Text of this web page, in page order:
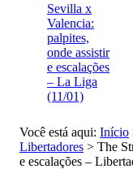
Sevilla x
Valencia:
palpites,
onde assistir
e escalações
– La Liga
(11/01)
Você está aqui: Início
Libertadores > The
e escalações –